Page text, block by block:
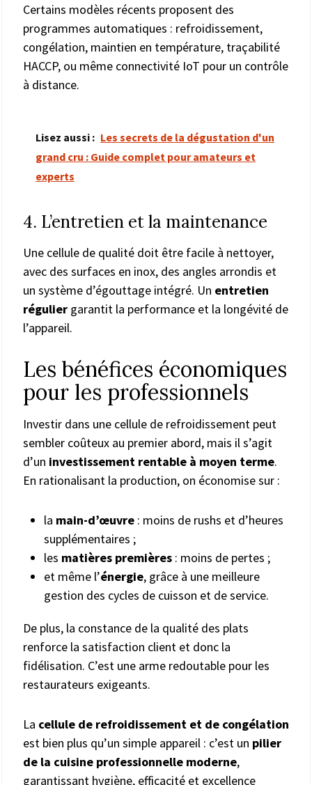
Certains modèles récents proposent des
programmes automatiques : refroidissement,
congélation, maintien en température, traçabilité
HACCP, ou même connectivité IoT pour un contrôle
à distance.
Lisez aussi : Les secrets de la dégustation d'un
grand cru : Guide complet pour amateurs et
experts
4. L’entretien et la maintenance
Une cellule de qualité doit être facile à nettoyer,
avec des surfaces en inox, des angles arrondis et
un système d’égouttage intégré. Un entretien
régulier garantit la performance et la longévité de
l’appareil.
Les bénéfices économiques
pour les professionnels
Investir dans une cellule de refroidissement peut
sembler coûteux au premier abord, mais il s’agit
d’un investissement rentable à moyen terme.
En rationalisant la production, on économise sur :
la main-d’œuvre : moins de rushs et d’heures
supplémentaires ;
les matières premières : moins de pertes ;
et même l’énergie, grâce à une meilleure
gestion des cycles de cuisson et de service.
De plus, la constance de la qualité des plats
renforce la satisfaction client et donc la
fidélisation. C’est une arme redoutable pour les
restaurateurs exigeants.
La cellule de refroidissement et de congélation
est bien plus qu’un simple appareil : c’est un pilier
de la cuisine professionnelle moderne,
garantissant hygiène, efficacité et excellence